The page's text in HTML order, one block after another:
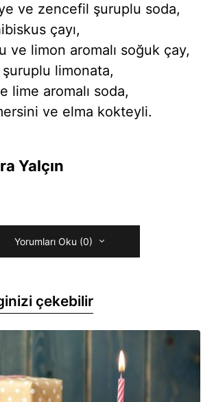
ve zencefil şuruplu soda,
çayı,
ve limon aromalı soğuk çay,
limonata,
lime aromalı soda,
ve elma kokteyli.
Yalçın
Yorumları Oku (0)
çekebilir